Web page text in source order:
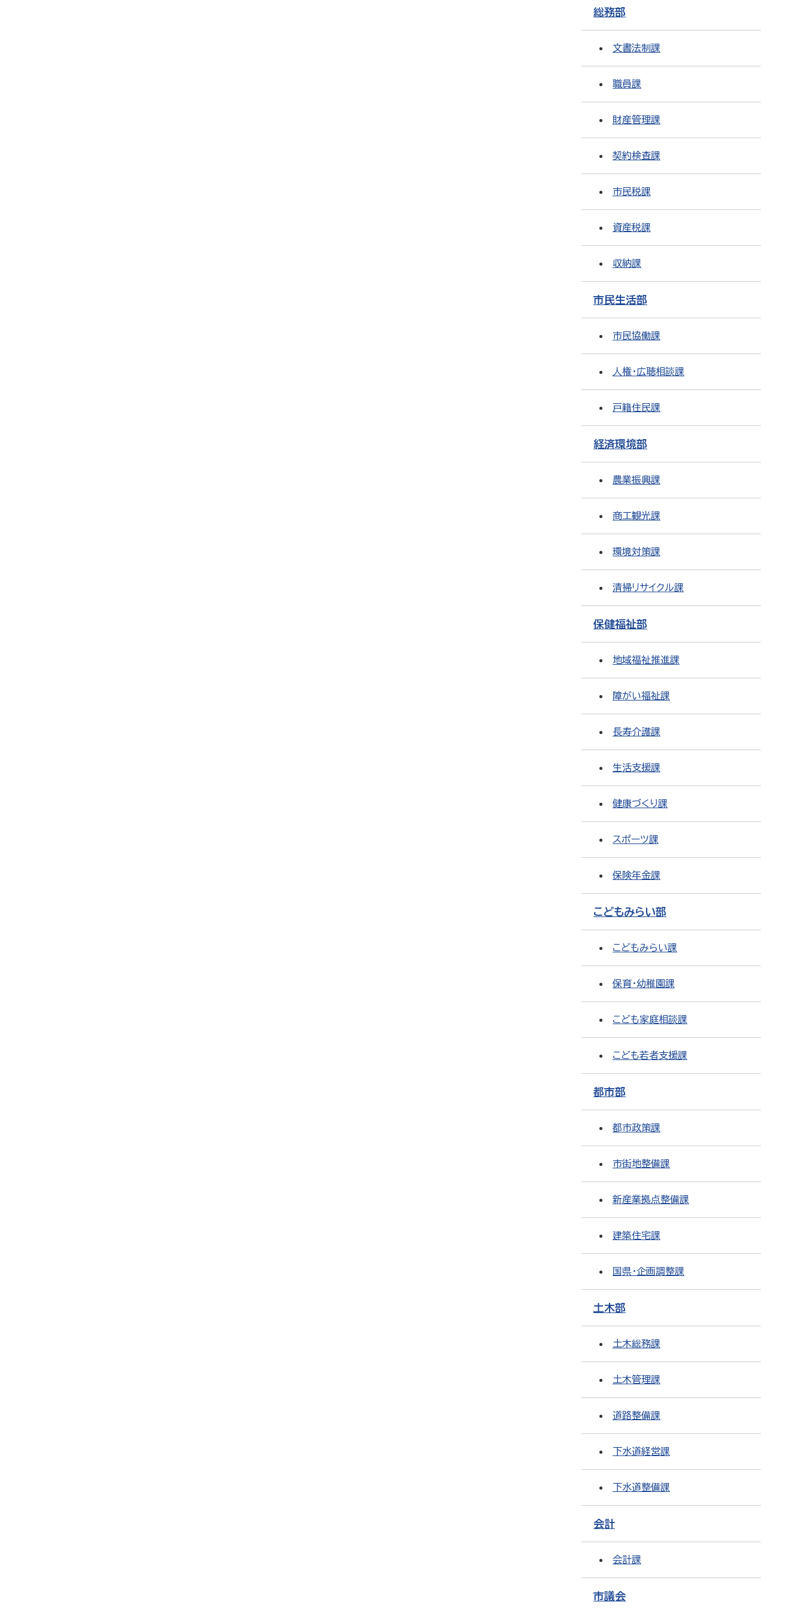
総務部
文書法制課
職員課
財産管理課
契約検査課
市民税課
資産税課
収納課
市民生活部
市民協働課
人権・広聴相談課
戸籍住民課
経済環境部
農業振興課
商工観光課
環境対策課
清掃リサイクル課
保健福祉部
地域福祉推進課
障がい福祉課
長寿介護課
生活支援課
健康づくり課
スポーツ課
保険年金課
こどもみらい部
こどもみらい課
保育・幼稚園課
こども家庭相談課
こども若者支援課
都市部
都市政策課
市街地整備課
新産業拠点整備課
建築住宅課
国県・企画調整課
土木部
土木総務課
土木管理課
道路整備課
下水道経営課
下水道整備課
会計
会計課
市議会